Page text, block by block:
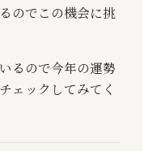
のでこの機会に挑
るので今年の運勢
ェックしてみてく